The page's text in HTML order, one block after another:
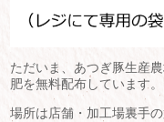
ただいま、あつぎ豚生産
肥を無料配布しています。
場所は店舗・加工場裏手